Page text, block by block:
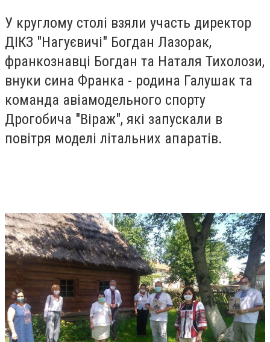
У круглому столі взяли участь директор
ДІКЗ "Нагуєвичі" Богдан Лазорак,
франкознавці Богдан та Наталя Тихолози,
внуки сина Франка - родина Галушак та
команда авіамодельного спорту
Дрогобича "Віраж", які запускали в
повітря моделі літальних апаратів.